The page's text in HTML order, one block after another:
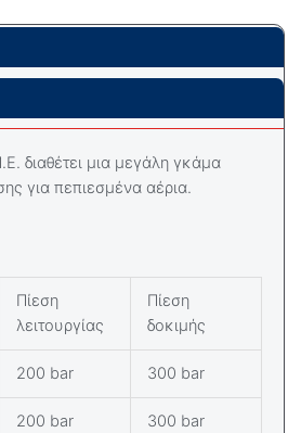
διαθέτει μια μεγάλη γκάμα
για πεπιεσμένα αέρια.
Πίεση
λειτουργίας
Πίεση
δοκιμής
200 bar 300 bar
200 bar 300 bar